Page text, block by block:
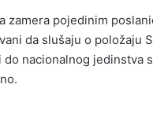
zamera pojedinim
da slušaju o položaju
do nacionalnog jedinstva